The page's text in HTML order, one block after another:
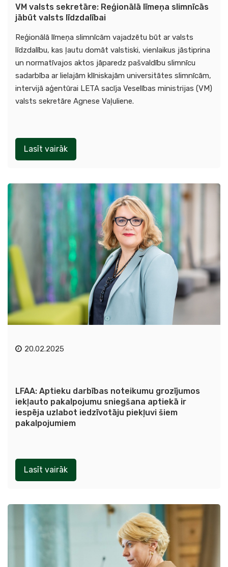
VM valsts sekretāre: Reģionālā līmeņa slimnīcās
jābūt valsts līdzdalībai
Reģionālā līmeņa slimnīcām vajadzētu būt ar valsts
līdzdalību, kas ļautu domāt valstiski, vienlaikus jāstiprina
un normatīvajos aktos jāparedz pašvaldību slimnīcu
sadarbība ar lielajām klīniskajām universitātes slimnīcām,
intervijā aģentūrai LETA sacīja Veselības ministrijas (VM)
valsts sekretāre Agnese Vaļuliene.
Lasīt vairāk
20.02.2025
LFAA: Aptieku darbības noteikumu grozījumos
iekļauto pakalpojumu sniegšana aptiekā ir
iespēja uzlabot iedzīvotāju piekļuvi šiem
pakalpojumiem
Lasīt vairāk